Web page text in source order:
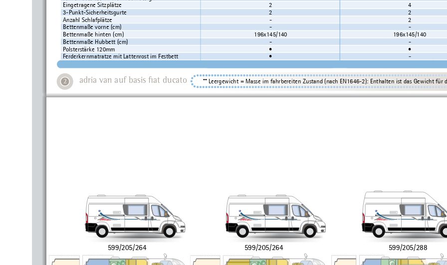
 adria van auf basis fiat ducato
Eingetragene Sitzplätze
2 4
3-Punkt-Sicherheitsgurte
2 2
Anzahl Schlafplätze
- 2
Bettenmaße vorne (cm)
- -
Bettenmaße hinten (cm)
196x145/140 196x145/140
Bettenmaße Hubbett (cm)
- -
Polsterstärke 120mm
• •
Ferderkernmatratze mit Lattenrost im Festbett
• -
** Leergewicht = Masse im fahrbereiten Zustand (nach EN1646-2): Enthalten ist das Gewicht für
599/205/264 599/205/264 599/205/288